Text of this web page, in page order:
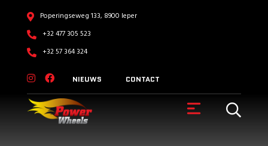
Poperingseweg 133, 8900 Ieper
+32 477 305 523
+32 57 364 324
NIEUWS CONTACT